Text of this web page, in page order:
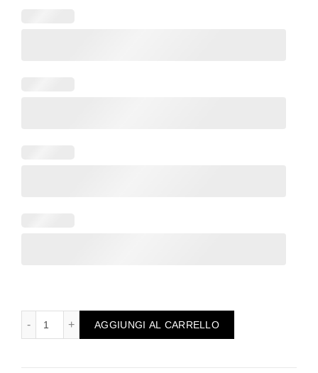
Biglietto auguri porta soldi matrimonio, anniversario, cuore
AGGIUNGI AL CARRELLO